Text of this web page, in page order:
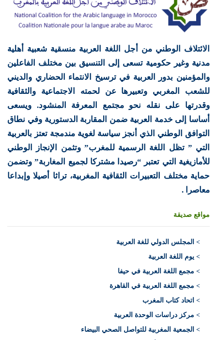
الائتلاف الوطني من أجل اللغة العربية منسقية شعبية أهلية
مدنية وغير حكومية تسعى إلى التنسيق بين مختلف الفاعلين
والمؤمنين بدور العربية في ترسيخ الانتماء الحضاري والديني
للشعب المغربي وتعبيرها عن لحمته الاجتماعية والثقافية
وقدرتها على نقله نحو مجتمع المعرفة المنشود. ويسعى
أساسا إلى خدمة العربية ضمن المقاربة الدستورية وفي نطاق
التوافق الوطني الذي أنجز سياسة لغوية مندمجة تعتز بالعربية
التي ” تظل اللغة الرسمية للمغرب” وتثمن الإنجاز الوطني
للأمازيغية التي تعتبر “رصيدا مشتركا لجميع المغاربة” وتضمن
حماية مختلف التعبيرات الثقافية المغربية، تراثا أصيلا وإبداعا
معاصرا .
مواقع صديقة
> المجلس الدولي للغة العربية
> يوم اللغة العربية
> مجمع اللغة العربية في حيفا
> مجمع اللغة العربية في القاهرة
> اتحاد كتاب المغرب
> مركز دراسات الوحدة العربية
> الجمعية المغربية للتواصل الصحي البيضاء